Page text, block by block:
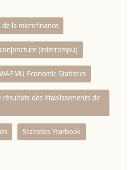
la microfinance
(interrompu)
Economic Statistics
résultats des établissements de
Statistics Yearbook